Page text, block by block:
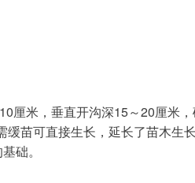
苗可直接生长，延长了苗木生
础。